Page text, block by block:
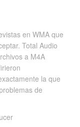
en WMA que
Total Audio
a M4A
la que
de